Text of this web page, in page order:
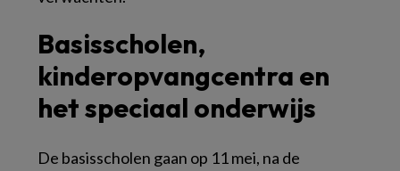
Basisscholen,
kinderopvangcentra en
het speciaal onderwijs
De basisscholen gaan op 11 mei, na de